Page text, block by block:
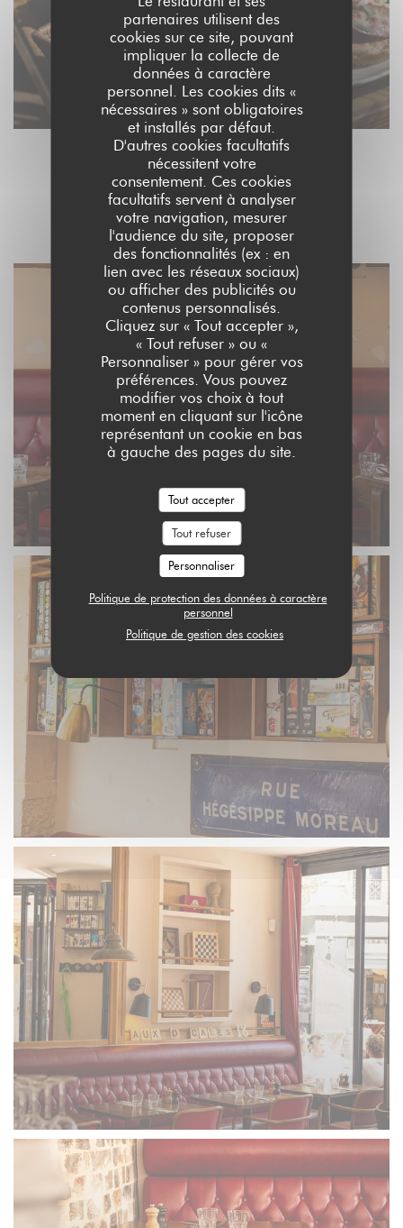
partenaires utilisent des
cookies sur ce site, pouvant
impliquer la collecte de
données à caractère
personnel. Les cookies dits «
nécessaires » sont obligatoires
et installés par défaut.
D'autres cookies facultatifs
nécessitent votre
consentement. Ces cookies
facultatifs servent à analyser
votre navigation, mesurer
l'audience du site, proposer
des fonctionnalités (ex : en
lien avec les réseaux sociaux)
ou afficher des publicités ou
contenus personnalisés.
Cliquez sur « Tout accepter »,
« Tout refuser » ou «
Personnaliser » pour gérer vos
préférences. Vous pouvez
modifier vos choix à tout
moment en cliquant sur l'icône
représentant un cookie en bas
à gauche des pages du site.
Tout accepter
Tout refuser
Personnaliser
Politique de protection des données à caractère
personnel
Politique de gestion des cookies
L'INTÉRIEUR